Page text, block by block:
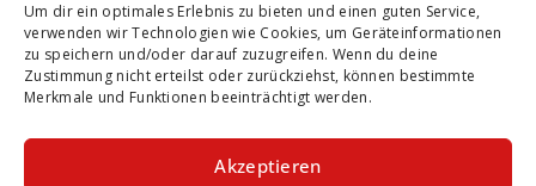
Um dir ein optimales Erlebnis zu bieten und einen guten Service,
verwenden wir Technologien wie Cookies, um Geräteinformationen
zu speichern und/oder darauf zuzugreifen. Wenn du deine
Zustimmung nicht erteilst oder zurückziehst, können bestimmte
Merkmale und Funktionen beeinträchtigt werden.
Akzeptieren
Ruhe bewahren.
23
4
Torschusspanik